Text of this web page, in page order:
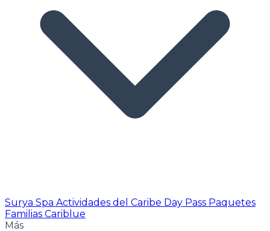
Surya Spa Actividades del Caribe Day Pass Paquetes
Familias Cariblue
Más